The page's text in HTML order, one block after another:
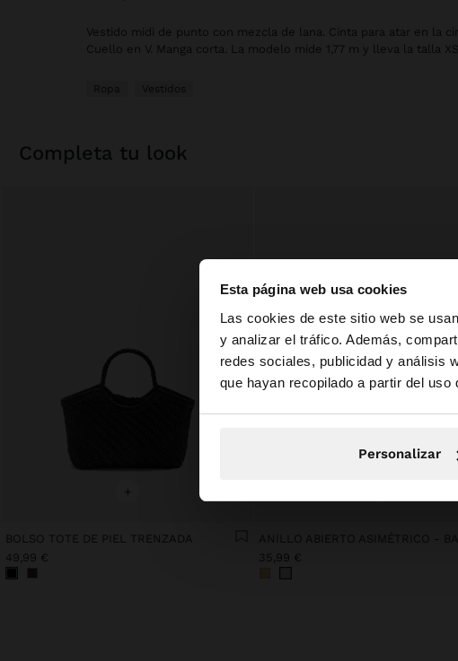
Esta página web usa cookies
Las cookies de este sitio web se
y analizar el tráfico. Además,
redes sociales, publicidad y análisis
que hayan recopilado a partir del
Personalizar
hola
Estás accediendo a la web
Vestido midi de punto con mezcla de lana. Cinta para atar en la
Cuello en V. Manga corta. La modelo mide 1,77 m y lleva la talla
Ropa Vestidos
completa tu look
+
BOLSO TOTE DE PIEL TRENZADA
49,99 €
35,99 €